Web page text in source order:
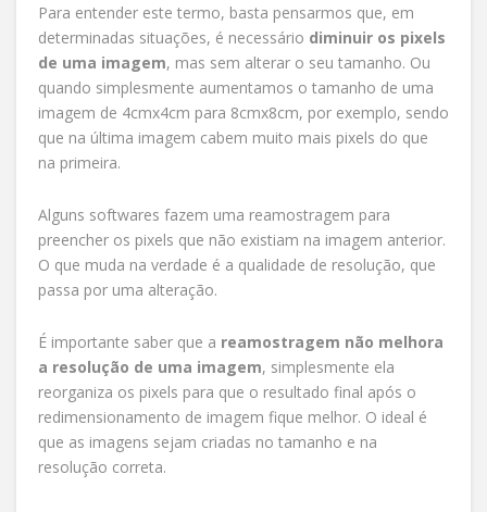
Para entender este termo, basta pensarmos que, em
determinadas situações, é necessário diminuir os pixels
de uma imagem, mas sem alterar o seu tamanho. Ou
quando simplesmente aumentamos o tamanho de uma
imagem de 4cmx4cm para 8cmx8cm, por exemplo, sendo
que na última imagem cabem muito mais pixels do que
na primeira.
Alguns softwares fazem uma reamostragem para
preencher os pixels que não existiam na imagem anterior.
O que muda na verdade é a qualidade de resolução, que
passa por uma alteração.
É importante saber que a reamostragem não melhora
a resolução de uma imagem, simplesmente ela
reorganiza os pixels para que o resultado final após o
redimensionamento de imagem fique melhor. O ideal é
que as imagens sejam criadas no tamanho e na
resolução correta.